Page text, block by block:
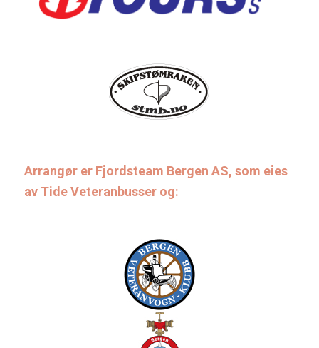
Arrangør er Fjordsteam Bergen AS, som eies
av Tide Veteranbusser og: